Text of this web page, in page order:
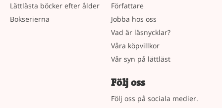
Lättlästa böcker efter ålder
Bokserierna
Författare
Jobba hos oss
Vad är läsnycklar?
Våra köpvillkor
Vår syn på lättläst
Följ oss
Följ oss på sociala medier.